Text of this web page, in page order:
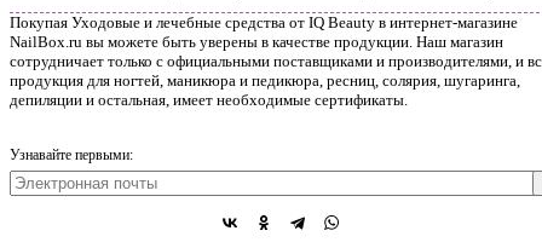
Покупая Уходовые и лечебные средства от IQ Beauty в интернет-магазине
NailBox.ru вы можете быть уверены в качестве продукции. Наш магазин
сотрудничает только с официальными поставщиками и производителями, и
продукция для ногтей, маникюра и педикюра, ресниц, солярия, шугаринга,
депиляции и остальная, имеет необходимые сертификаты.
Узнавайте первыми: